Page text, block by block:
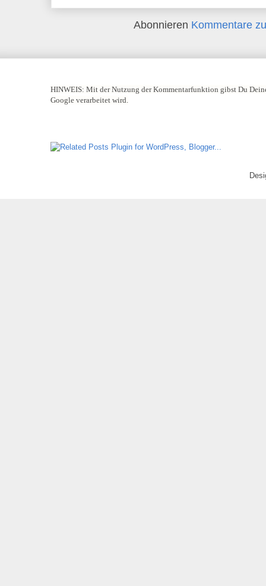
Abonnieren Kommentare
HINWEIS: Mit der Nutzung der Kommentarfunktion gibst Du
Google verarbeitet wird.